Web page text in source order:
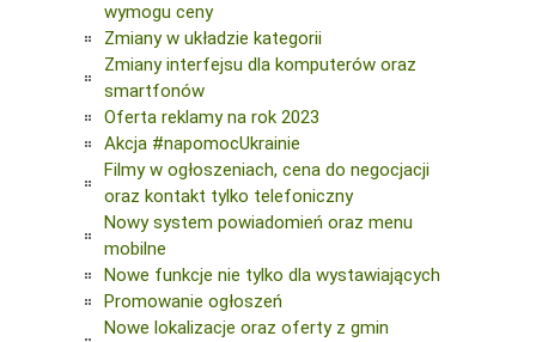
wymogu ceny
Zmiany w układzie kategorii
Zmiany interfejsu dla komputerów oraz
smartfonów
Oferta reklamy na rok 2023
Akcja #napomocUkrainie
Filmy w ogłoszeniach, cena do negocjacji
oraz kontakt tylko telefoniczny
Nowy system powiadomień oraz menu
mobilne
Nowe funkcje nie tylko dla wystawiających
Promowanie ogłoszeń
Nowe lokalizacje oraz oferty z gmin